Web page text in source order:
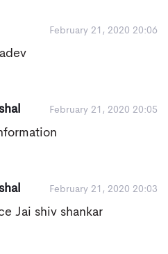
February 21, 2020 20:06
February 21, 2020 20:05
February 21, 2020 20:03
Jai shiv shankar